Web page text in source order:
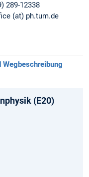
289-12338
(at) ph.tum.de
Wegbeschreibung
(E20)